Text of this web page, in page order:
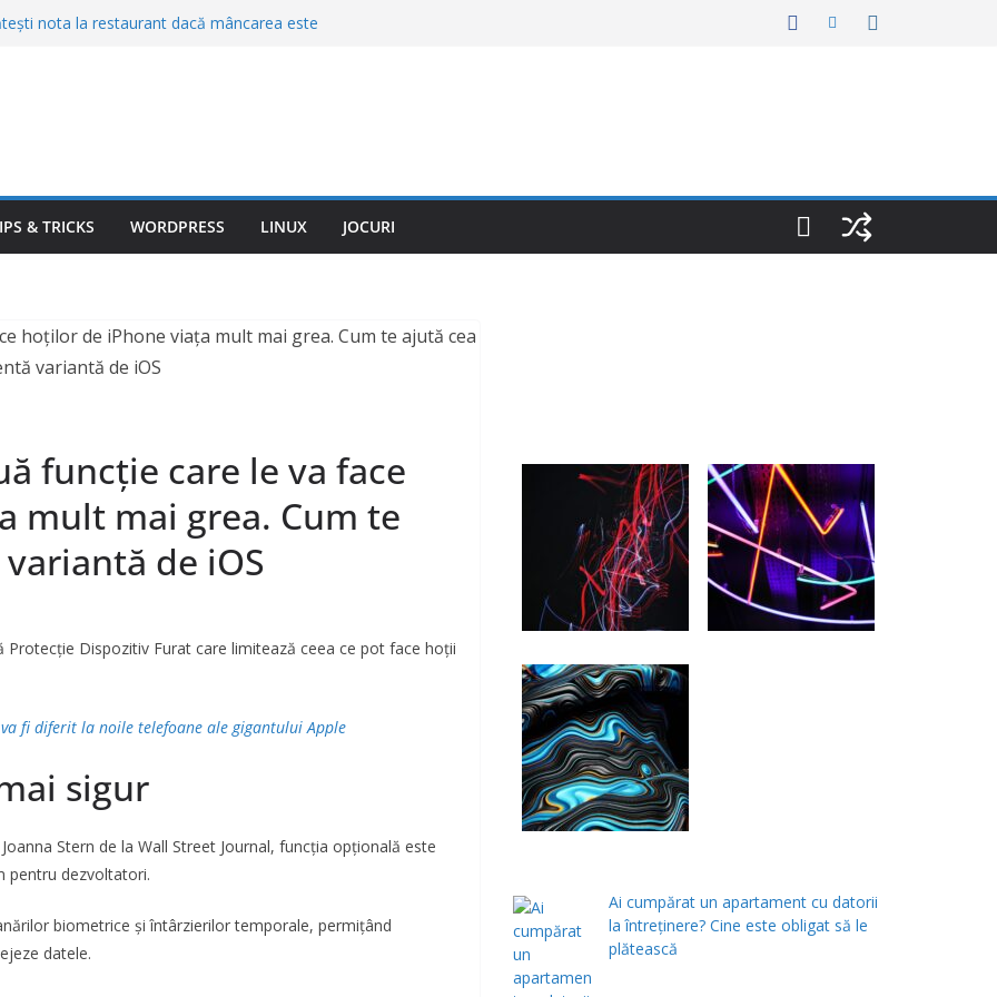
nota la restaurant dacă mâncarea este
dintre avioane sunt albe. Explicația ține
& TRICKS
WORDPRESS LINUX JOCURI
funcție care le va face
mult mai grea. Cum te
de iOS
Dispozitiv Furat care limitează ceea ce pot face hoții
fi diferit la noile telefoane ale gigantului Apple
sigur
Stern de la Wall Street Journal, funcția opțională este
pentru dezvoltatori.
biometrice și întârzierilor temporale, permițând
datele.
Ai cumpărat un apartament cu datorii
la întreținere? Cine este obligat să le
plătească